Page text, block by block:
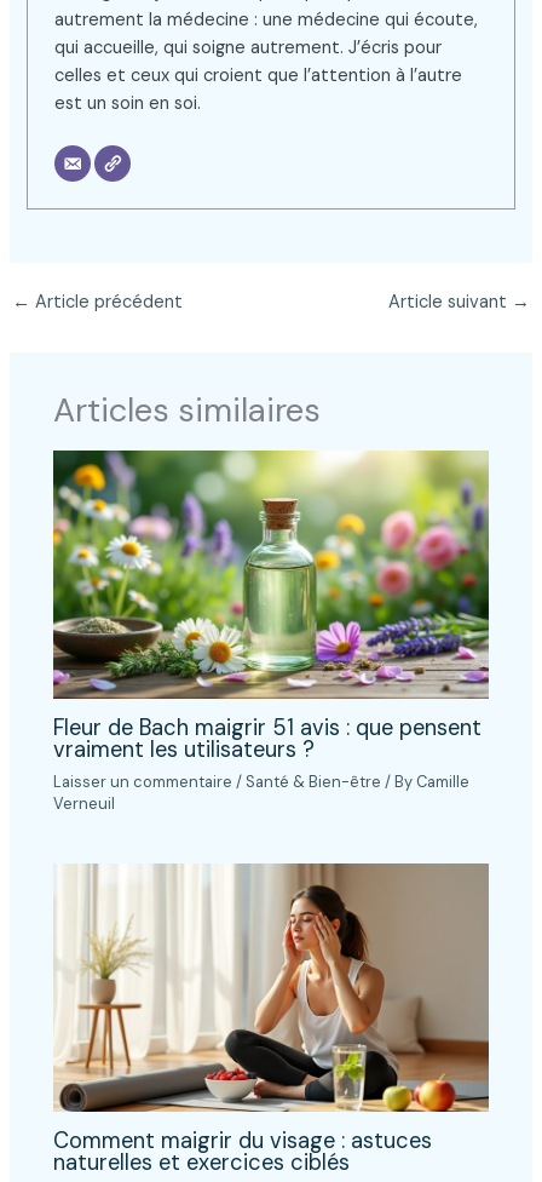
autrement la médecine : une médecine qui écoute,
qui accueille, qui soigne autrement. J’écris pour
celles et ceux qui croient que l’attention à l’autre
est un soin en soi.
← Article précédent Article suivant →
Articles similaires
Fleur de Bach maigrir 51 avis : que pensent
vraiment les utilisateurs ?
Laisser un commentaire / Santé & Bien-être / By Camille
Verneuil
Comment maigrir du visage : astuces
naturelles et exercices ciblés